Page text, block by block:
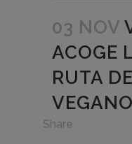
03 NOV
ACOGE
RUTA
Share